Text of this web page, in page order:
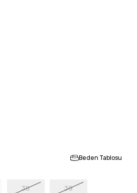
Beden Tablosu
38 39